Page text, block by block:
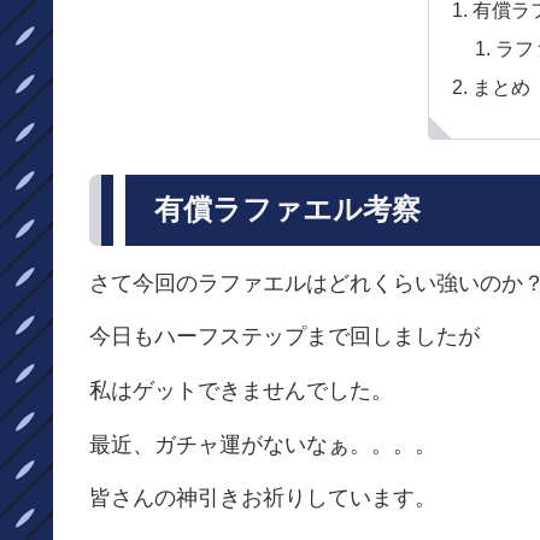
有償ラ
ラフ
まとめ
有償ラファエル考察
さて今回のラファエルはどれくらい強いのか？
今日もハーフステップまで回しましたが
私はゲットできませんでした。
最近、ガチャ運がないなぁ。。。。
皆さんの神引きお祈りしています。